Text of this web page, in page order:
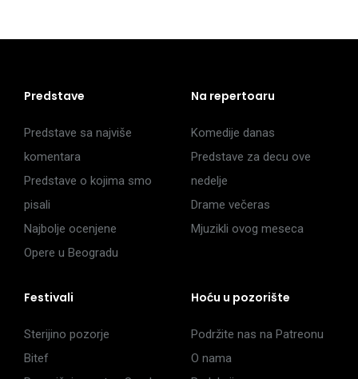
Predstave
Predstave sa najviše
komentara
Predstave o kojima smo
pisali
Najbolje ocenjene
Opere u Beogradu
Na repertoaru
Komedije danas
Predstave za decu ove
nedelje
Drame večeras
Mjuzikli ovog meseca
Festivali
Sterijino pozorje
Bitef
Hoću u pozorište
Podržite nas na Patreonu
O nama